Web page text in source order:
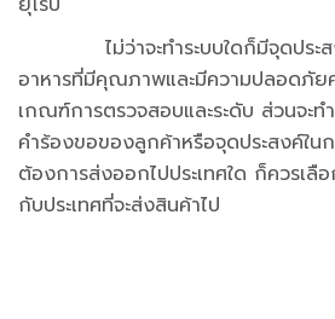
ไม่ว่าจะทำระบบใดก็มีจุดประส
อาหารที่มีคุณภาพและมีความปลอดภั
เกณฑ์การตรวจสอบและระดับ ส่วนจะ
คำร้องขอของลูกค้าหรือจุดประสงค์ใน
ต้องการส่งออกไปประเทศใด ก็ควรเลือ
กับประเทศที่จะส่งสินค้าไป